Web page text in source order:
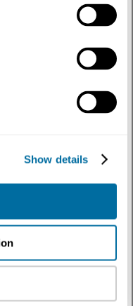
Show details
a se unirem em
negociações do